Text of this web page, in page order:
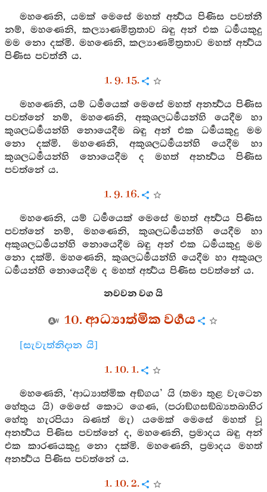
මහණෙනි, යමක් මෙසේ මහත් අර්‍ත්‍ථය පිණිස පවත්නී
නම්, මහණෙනි, කල්‍යාණමිත්‍රතාව බඳු අන් එක ධර්‍මයකුදු
මම නො දක්මි. මහණෙනි, කල්‍යාණමිත්‍රතාව මහත් අර්‍ත්‍ථය
පිණිස පවත්නී ය.
1. 9. 15.
මහණෙනි, යම් ධර්‍මයෙක් මෙසේ මහත් අනර්‍ත්‍ථය පිණිස
පවත්නේ නම්, මහණෙනි, අකුශලධර්‍මයන්හි යෙදීම හා
කුශලධර්‍මයන්හි නොයෙදීම බඳු අන් එක ධර්‍මයකුදු මම
නො දක්මි. මහණෙනි, අකුශලධර්‍මයන්හි යෙදීම හා
කුශලධර්‍මයන්හි නොයෙදීම ද මහත් අනර්‍ත්‍ථය පිණිස
පවත්නේ ය.
1. 9. 16.
මහණෙනි, යම් ධර්‍මයෙක් මෙසේ මහත් අර්‍ත්‍ථය පිණිස
පවත්නේ නම්, මහණෙනි, කුශලධර්‍මයන්හි යෙදීම හා
අකුශලධර්‍මයන්හි නොයෙදීම බඳු අන් එක ධර්‍මයකුදු මම
නො දක්මි. මහණෙනි, කුශලධර්‍මයන්හි යෙදීම හා අකුශල
ධර්‍මයන්හි නොයෙදීම ද මහත් අර්‍ත්‍ථය පිණිස පවත්නේ ය.
නවවන වග යි
10. ආධ්‍යාත්මික වර්‍ගය
[සැවැත්නිදාන යි]
1. 10. 1.
මහණෙනි, ‘ආධ්‍යාත්මික අඞ්ගය’ යි (තමා තුළ වැටෙන
හේතුය යි) මෙසේ කොට ගෙණ, (පරාඞ්ගසඞ්ඛ්‍යතබාහිර
හේතු හැරපියා බණත් මැ) යමෙක් මෙසේ මහත් වූ
අනර්‍ත්‍ථය පිණිස පවත්නේ ද, මහණෙනි, ප්‍රමාදය බඳු අන්
එක කාරණයකුදු නො දක්මි. මහණෙනි, ප්‍රමාදය මහත්
අනර්‍ත්‍ථය පිණිස පවත්නේ ය.
1. 10. 2.